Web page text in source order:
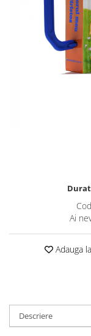
Prietenie, Logodnă
Cărți de Colorat
Conducerea și
Lucrarea cu Copiii
Romane, Nuvele și
Ai
Adauga
Descriere